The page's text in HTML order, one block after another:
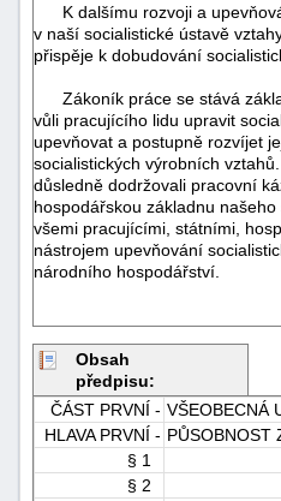
K dalšímu rozvoji a
v naší socialistické ústavě
přispěje k dobudování
Zákoník práce se stává
vůli pracujícího lidu upravit
upevňovat a postupně rozvíjet
socialistických výrobních
důsledně dodržovali pracovní
hospodářskou základnu
všemi pracujícími, státními,
nástrojem upevňování
národního hospodářství.
Obsah
předpisu:
ČÁST PRVNÍ - VŠEOBECNÁ
HLAVA PRVNÍ - PŮSOBNOST
§ 1
§ 2